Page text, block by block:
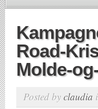
Road-
Molde-
Posted by claudia